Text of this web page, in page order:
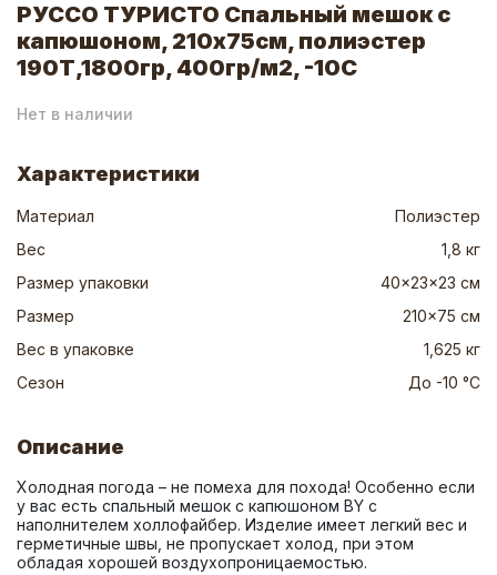
РУССО ТУРИСТО Спальный мешок с
капюшоном, 210x75см, полиэстер
190Т,1800гр, 400гр/м2, -10С
Нет в наличии
Характеристики
Материал
Полиэстер
Вес
1,8 кг
Размер упаковки
40x23x23 см
Размер
210x75 см
Вес в упаковке
1,625 кг
Сезон
До -10 °C
Описание
Холодная погода – не помеха для похода! Особенно если
у вас есть спальный мешок с капюшоном BY с
наполнителем холлофайбер. Изделие имеет легкий вес и
герметичные швы, не пропускает холод, при этом
обладая хорошей воздухопроницаемостью.